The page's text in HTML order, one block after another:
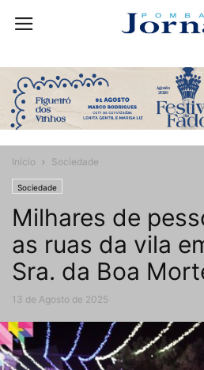
Início Sociedade
Sociedade
Milhares de
as ruas da vila
Sra. da Boa
13 de Agosto de 2025